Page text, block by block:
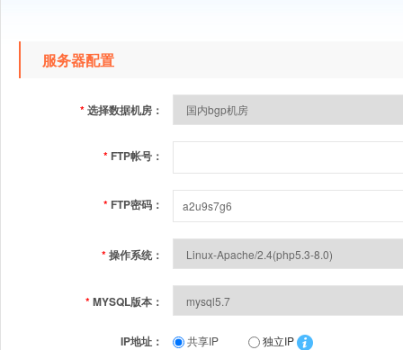
服务器配置
*选择数据机房：
* FTP帐号：
* FTP密码：
*操作系统：
*MYSQL版本：
IP地址： 共享IP 独立IP